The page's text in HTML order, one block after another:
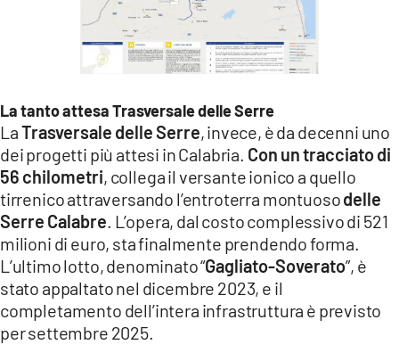
La tanto attesa Trasversale delle Serre
LaTrasversale delle Serre, invece, è da decenni uno
dei progetti più attesi in Calabria. Con un tracciato di
56 chilometri, collega il versante ionico a quello
tirrenico attraversando l’entroterra montuosodelle
Serre Calabre. L’opera, dal costo complessivo di 521
milioni di euro, sta finalmente prendendo forma.
L’ultimo lotto, denominato “Gagliato-Soverato”, è
stato appaltato nel dicembre 2023, e il
completamento dell’intera infrastruttura è previsto
per settembre 2025.